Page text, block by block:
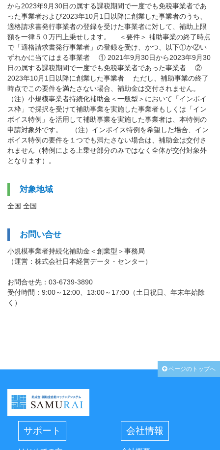
から2023年9月30日の属する課税期間で一度でも免税事業者であ
った事業者および2023年10月1日以降に創業した事業者のうち、
適格請求書発行事業者の登録を受けた事業者に対して、補助上限
額を一律５０万円上乗せします。 ＜要件＞ 補助事業の終了時点
で「適格請求書発行事業者」の登録を受け、かつ、以下①か②い
ずれかに当てはまる事業者 ① 2021年9月30日から2023年9月30
日の属する課税期間で一度でも免税事業者であった事業者 ②
2023年10月1日以降に創業した事業者 ただし、補助事業の終了
時点でこの要件を満たさない場合、補助金は交付されません。
（注）小規模事業者持続化補助金＜一般型＞において「インボイ
ス枠」で採択を受けて補助事業を実施した事業者もしくは「イン
ボイス特例」を活用して補助事業を実施した事業者は、本特例の
申請対象外です。 （注）インボイス特例を希望した場合、イン
ボイス特例の要件を１つでも満たさない場合は、補助金は交付さ
れません（特例による上乗せ部分のみではなく全体が交付対象外
となります）。
対象地域
全国 全国
お問い合せ
小規模事業者持続化補助金＜創業型＞事務局
（運営：株式会社日本経営データ・センター）
お問合せ先：03-6739-3890
受付時間：9:00～12:00、13:00～17:00（土日祝日、年末年始除
く）
ページのトップへ
サポート 会社情報